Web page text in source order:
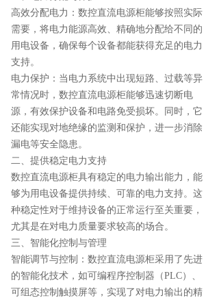
高效分配电力：数控直流电源柜能够按照实际
需要，将电力能源高效、精确地分配给不同的
用电设备，确保每个设备都能获得充足的电力
支持。
电力保护：当电力系统中出现短路、过载等异
常情况时，数控直流电源柜能够迅速切断电
源，有效保护设备和电路免受损坏。同时，它
还能实现对地绝缘的监测和保护，进一步消除
漏电等安全隐患。
二、提供稳定电力支持
数控直流电源柜具有稳定的电力输出能力，能
够为用电设备提供持续、可靠的电力支持。这
种稳定性对于维持设备的正常运行至关重要，
尤其是在对电力质量要求较高的场合。
三、智能化控制与管理
智能调节与控制：数控直流电源柜采用了先进
的智能化技术，如可编程序控制器（PLC）、
可组态控制触摸屏等，实现了对电力输出的精